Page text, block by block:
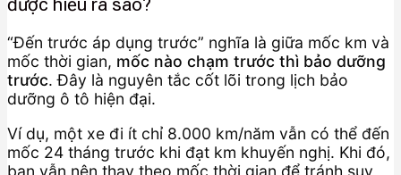
được hiểu ra sao?
“Đến trước áp dụng trước” nghĩa là giữa mốc km và
mốc thời gian, mốc nào chạm trước thì bảo dưỡng
trước. Đây là nguyên tắc cốt lõi trong lịch bảo
dưỡng ô tô hiện đại.
Ví dụ, một xe đi ít chỉ 8.000 km/năm vẫn có thể đến
mốc 24 tháng trước khi đạt km khuyến nghị. Khi đó,
bạn vẫn nên thay theo mốc thời gian để tránh suy